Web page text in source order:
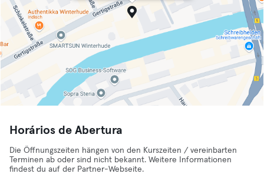
Horários de Abertura
Die Öffnungszeiten hängen von den Kurszeiten / vereinbarten
Terminen ab oder sind nicht bekannt. Weitere Informationen
findest du auf der Partner-Webseite.